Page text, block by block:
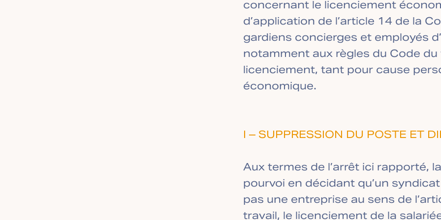
concernant le licenciement
d’application de l’article 14 de la
gardiens concierges et employés
notamment aux règles du Code
licenciement, tant pour cause
économique.
I –SUPPRESSION DU POSTE ET
Aux termes de l’arrêt ici rapporté,
pourvoi en décidant qu’un
pas une entreprise au sens de